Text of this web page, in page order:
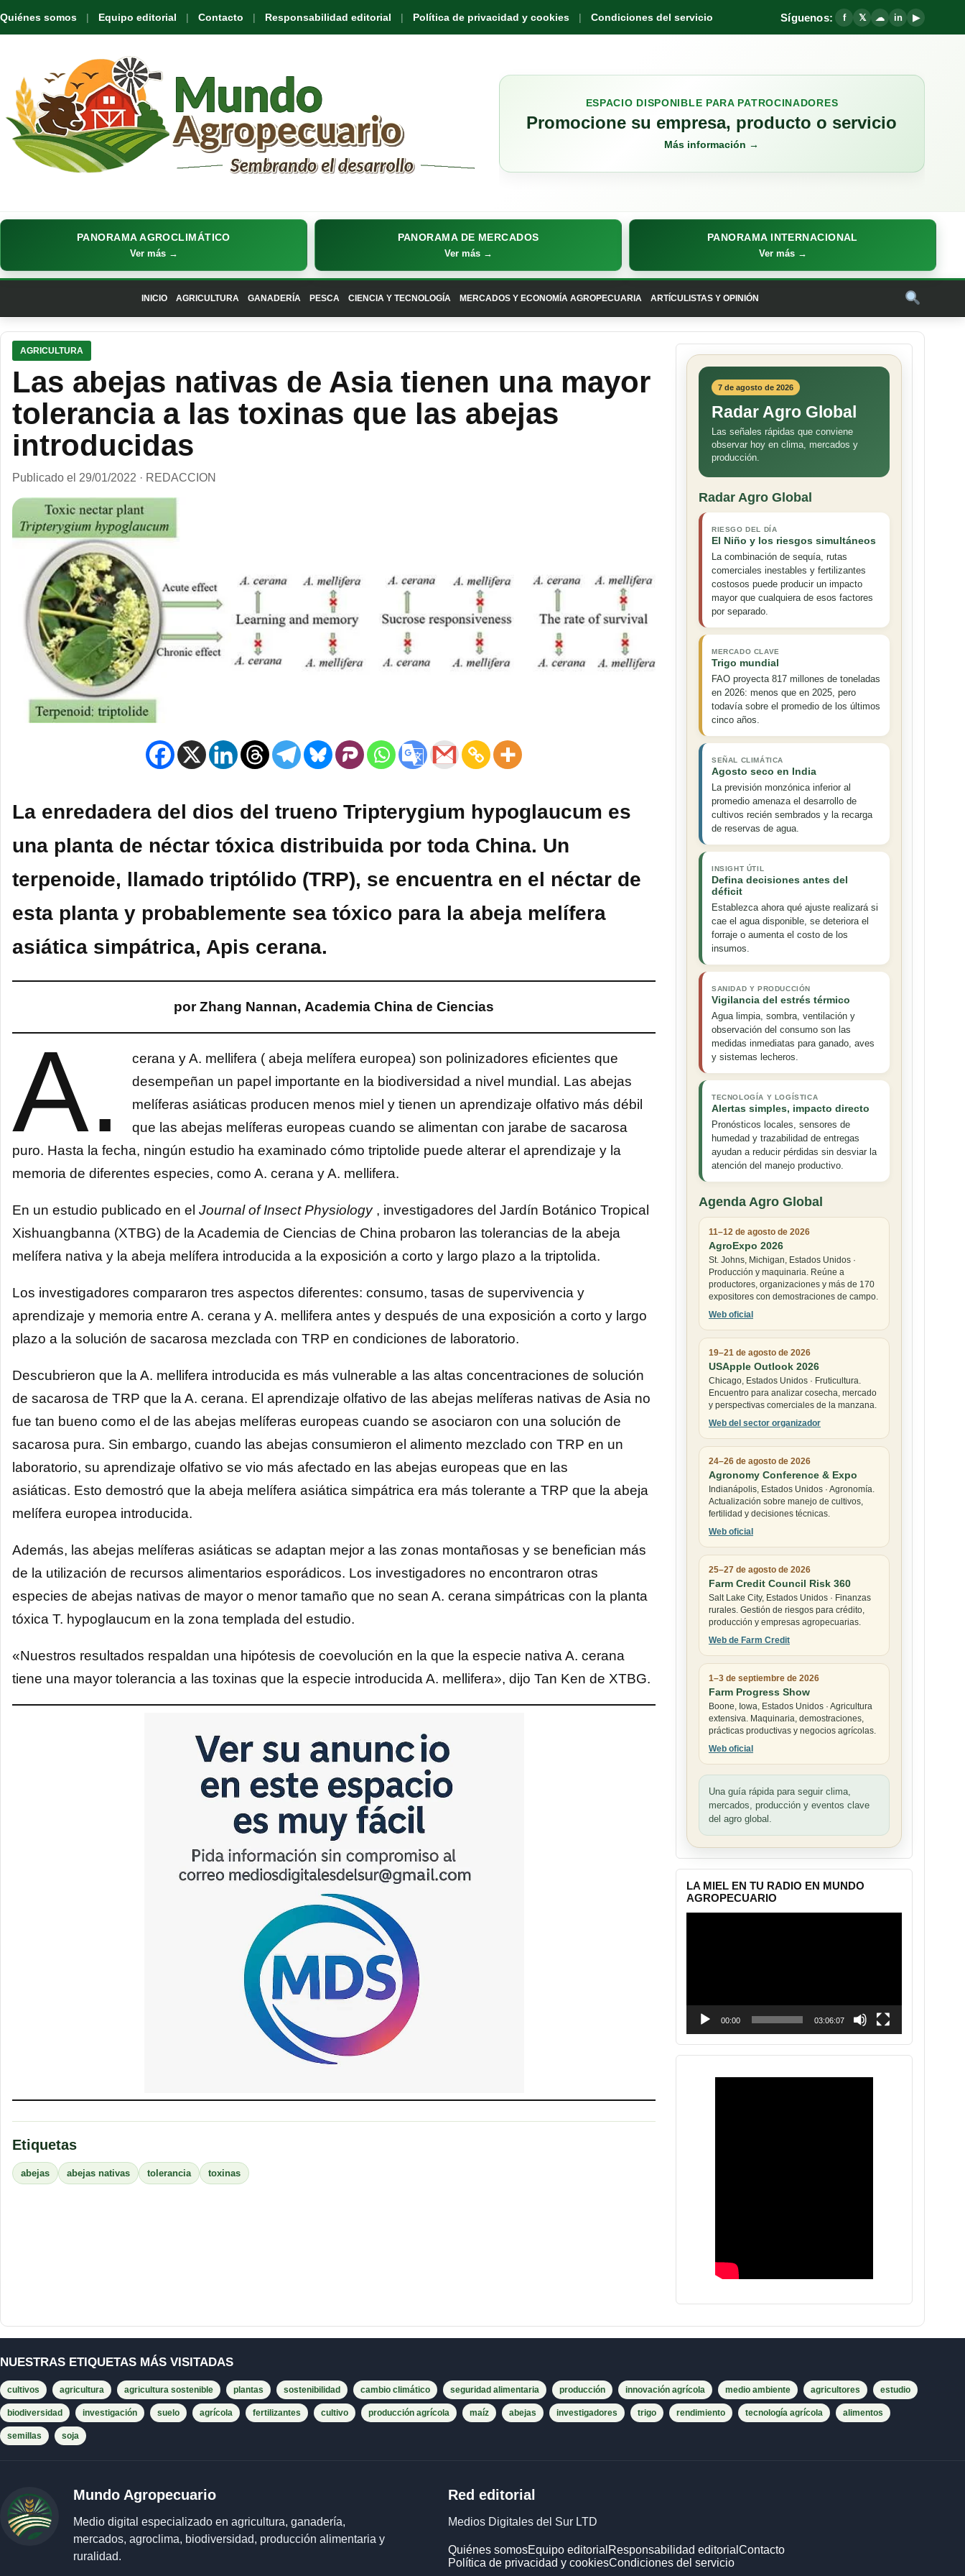
Quiénes somos Equipo editorial Contacto Responsabilidad editorial Política de privacidad y cookies Condiciones del servicio Síguenos: f 𝕏 ☁ in ▶
ESPACIO DISPONIBLE PARA PATROCINADORES
Promocione su empresa, producto o servicio
Más información →
PANORAMA AGROCLIMÁTICO
Ver más →
PANORAMA DE MERCADOS
Ver más →
PANORAMA INTERNACIONAL
Ver más →
INICIO AGRICULTURA GANADERÍA PESCA CIENCIA Y TECNOLOGÍA MERCADOS Y ECONOMÍA AGROPECUARIA ARTÍCULISTAS Y OPINIÓN
AGRICULTURA
Las abejas nativas de Asia tienen una mayor
tolerancia a las toxinas que las abejas
introducidas
Publicado el 29/01/2022 · REDACCION
La enredadera del dios del trueno Tripterygium hypoglaucum es
una planta de néctar tóxica distribuida por toda China. Un
terpenoide, llamado triptólido (TRP), se encuentra en el néctar de
esta planta y probablemente sea tóxico para la abeja melífera
asiática simpátrica, Apis cerana.
por Zhang Nannan, Academia China de Ciencias
A.
cerana y A. mellifera ( abeja melífera europea) son polinizadores eficientes que
desempeñan un papel importante en la biodiversidad a nivel mundial. Las abejas
melíferas asiáticas producen menos miel y tienen un aprendizaje olfativo más débil
que las abejas melíferas europeas cuando se alimentan con jarabe de sacarosa
puro. Hasta la fecha, ningún estudio ha examinado cómo triptolide puede alterar el aprendizaje y la
memoria de diferentes especies, como A. cerana y A. mellifera.
En un estudio publicado en el Journal of Insect Physiology, investigadores del Jardín Botánico Tropical
Xishuangbanna (XTBG) de la Academia de Ciencias de China probaron las tolerancias de la abeja
melífera nativa y la abeja melífera introducida a la exposición a corto y largo plazo a la triptolida.
Los investigadores compararon tres aspectos diferentes: consumo, tasas de supervivencia y
aprendizaje y memoria entre A. cerana y A. mellifera antes y después de una exposición a corto y largo
plazo a la solución de sacarosa mezclada con TRP en condiciones de laboratorio.
Descubrieron que la A. mellifera introducida es más vulnerable a las altas concentraciones de solución
de sacarosa de TRP que la A. cerana. El aprendizaje olfativo de las abejas melíferas nativas de Asia no
fue tan bueno como el de las abejas melíferas europeas cuando se asociaron con una solución de
sacarosa pura. Sin embargo, cuando las abejas consumieron el alimento mezclado con TRP en un
laboratorio, su aprendizaje olfativo se vio más afectado en las abejas europeas que en las
asiáticas. Esto demostró que la abeja melífera asiática simpátrica era más tolerante a TRP que la abeja
melífera europea introducida.
Además, las abejas melíferas asiáticas se adaptan mejor a las zonas montañosas y se benefician más
de la utilización de recursos alimentarios esporádicos. Los investigadores no encontraron otras
especies de abejas nativas de mayor o menor tamaño que no sean A. cerana simpátricas con la planta
tóxica T. hypoglaucum en la zona templada del estudio.
«Nuestros resultados respaldan una hipótesis de coevolución en la que la especie nativa A. cerana
tiene una mayor tolerancia a las toxinas que la especie introducida A. mellifera», dijo Tan Ken de XTBG.
Etiquetas
abejas abejas nativas tolerancia toxinas
7 de agosto de 2026
Radar Agro Global
Las señales rápidas que conviene
observar hoy en clima, mercados y
producción.
Radar Agro Global
RIESGO DEL DÍA
El Niño y los riesgos simultáneos
La combinación de sequía, rutas
comerciales inestables y fertilizantes
costosos puede producir un impacto
mayor que cualquiera de esos factores
por separado.
MERCADO CLAVE
Trigo mundial
FAO proyecta 817 millones de toneladas
en 2026: menos que en 2025, pero
todavía sobre el promedio de los últimos
cinco años.
SEÑAL CLIMÁTICA
Agosto seco en India
La previsión monzónica inferior al
promedio amenaza el desarrollo de
cultivos recién sembrados y la recarga
de reservas de agua.
INSIGHT ÚTIL
Defina decisiones antes del
déficit
Establezca ahora qué ajuste realizará si
cae el agua disponible, se deteriora el
forraje o aumenta el costo de los
insumos.
SANIDAD Y PRODUCCIÓN
Vigilancia del estrés térmico
Agua limpia, sombra, ventilación y
observación del consumo son las
medidas inmediatas para ganado, aves
y sistemas lecheros.
TECNOLOGÍA Y LOGÍSTICA
Alertas simples, impacto directo
Pronósticos locales, sensores de
humedad y trazabilidad de entregas
ayudan a reducir pérdidas sin desviar la
atención del manejo productivo.
Agenda Agro Global
11–12 de agosto de 2026
AgroExpo 2026
St. Johns, Michigan, Estados Unidos ·
Producción y maquinaria. Reúne a
productores, organizaciones y más de 170
expositores con demostraciones de campo.
Web oficial
19–21 de agosto de 2026
USApple Outlook 2026
Chicago, Estados Unidos · Fruticultura.
Encuentro para analizar cosecha, mercado
y perspectivas comerciales de la manzana.
Web del sector organizador
24–26 de agosto de 2026
Agronomy Conference & Expo
Indianápolis, Estados Unidos · Agronomía.
Actualización sobre manejo de cultivos,
fertilidad y decisiones técnicas.
Web oficial
25–27 de agosto de 2026
Farm Credit Council Risk 360
Salt Lake City, Estados Unidos · Finanzas
rurales. Gestión de riesgos para crédito,
producción y empresas agropecuarias.
Web de Farm Credit
1–3 de septiembre de 2026
Farm Progress Show
Boone, Iowa, Estados Unidos · Agricultura
extensiva. Maquinaria, demostraciones,
prácticas productivas y negocios agrícolas.
Web oficial
Una guía rápida para seguir clima,
mercados, producción y eventos clave
del agro global.
LA MIEL EN TU RADIO EN MUNDO
AGROPECUARIO
00:00 03:06:07
NUESTRAS ETIQUETAS MÁS VISITADAS
cultivos agricultura agricultura sostenible plantas sostenibilidad cambio climático seguridad alimentaria producción innovación agrícola medio ambiente agricultores estudio
biodiversidad investigación suelo agrícola fertilizantes cultivo producción agrícola maíz abejas investigadores trigo rendimiento tecnología agrícola alimentos
semillas soja
Mundo Agropecuario
Medio digital especializado en agricultura, ganadería,
mercados, agroclima, biodiversidad, producción alimentaria y
ruralidad.
Red editorial
Medios Digitales del Sur LTD
Quiénes somosEquipo editorial Responsabilidad editorial Contacto
Política de privacidad y cookiesCondiciones del servicio